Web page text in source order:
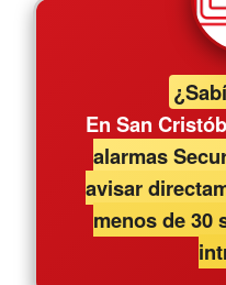
En San
alarmas
avisar
menos de 30